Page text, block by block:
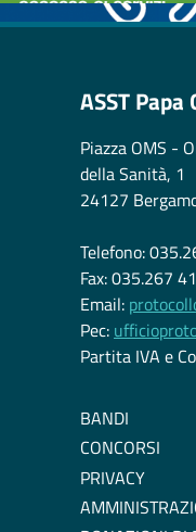
ASST
Piazza OMS -
della Sanità, 1
24127
Telefono:
Fax: 035.267
Email:
Pec:
Partita IVA e
BANDI
CONCORSI
PRIVACY